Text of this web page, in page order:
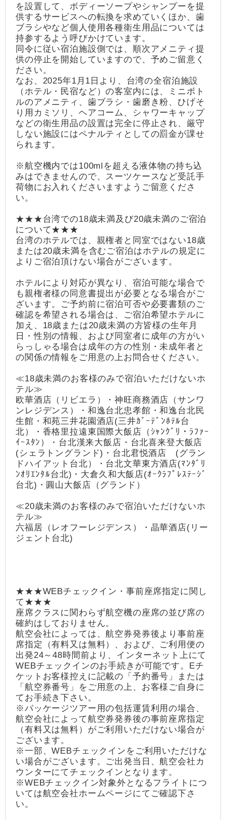
を設置して、ボディーソープやシャンプーを提
供するサービスへの転換を求めていくほか、歯
ブラシやなど個人使用各種衛生用品については
持参するよう呼びかけています。
同令に従い宿泊施設側では、順次アメニティ提
供の停止を開始していますので、予めご留意く
ださい。
なお、2025年1月1日より、台湾の全宿泊施設
（ホテル・民宿など）の客室内には、ミニボト
ルのアメニティ、歯ブラシ・歯磨き粉、ひげそ
り用カミソリ、ヘアコーム、シャワーキャップ
などの衛生用品の設置は完全に停止され、厳守
しない施設にはペナルティとしての罰金が課せ
られます。
※航空機内では100mlを超える液体物の持ち込
みはできませんので、スーツケースなど受託手
荷物にお入れくださいますようご留意くださ
い。
★★★台湾での18歳未満及び20歳未満のご宿泊
について★★★
台湾のホテルでは、親権者と同室ではない18歳
または20歳未満を含むご宿泊はホテルの規定に
よりご宿泊頂けない場合がございます。
ホテルにより対応が異なり、宿泊可能な場合で
も親権者様の同意書提出が必要となる場合がご
ざいます。ご予約前に宿泊可否や必要書類のご
確認を希望される場合は、ご宿泊希望ホテルに
加え、18歳または20歳未満の方皆様の生年月
日・性別の情報、および同室者に成年の方がい
らっしゃる場合は成年の方の性別・未成年者と
の関係の情報をご用意の上お問合せください。
≪18歳未満のお客様のみで宿泊いただけないホ
テル≫
欧華酒店（リビエラ）・神旺商務酒店（サンワ
ンレジデンス）・和逸台北忠孝館・和逸台北民
生館・和苑三井花園酒店(三井ｶﾞｰﾃﾞﾝﾎﾃﾙ台
北）・香格里拉遠東国際大飯店（ｼｬﾝｸﾞﾘ・ﾗﾌｧｰ
ｲｰｽﾀﾝ）・台北漢来大飯店・台北喜来登大飯店
(シェラトングランド)・台北君悦酒店 (グラン
ドハイアット台北）・台北文華東方酒店(ﾏﾝﾀﾞﾘ
ﾝｵﾘｴﾝﾀﾙ台北)・大倉久和大飯店(ｵｰｸﾗﾌﾟﾚｽﾃｰｼﾞ
台北)・圓山大飯店（グランド）
≪20歳未満のお客様のみで宿泊いただけないホ
テル≫
六福居（レオフーレジデンス）・晶華酒店(リー
ジェント台北)
★★★WEBチェックイン・事前座席指定に関し
て★★★
座席クラスに関わらず航空機の座席の並び席の
確約はしておりません。
航空会社によっては、航空券発券後より事前座
席指定（有料又は無料）、および、ご利用便の
出発24～48時間前より、インターネット上にて
WEBチェックインのお手続きが可能です。Eチ
ケットお客様控えに記載の「予約番号」または
「航空券番号」をご用意の上、お客様ご自身に
てお手続き下さい。
※パッケージツアー用の包括運賃利用の場合、
航空会社によって航空券発券後の事前座席指定
（有料又は無料）がご利用いただけない場合が
ございます。
※一部、WEBチェックインをご利用いただけな
い場合がございます。ご出発当日、航空会社カ
ウンターにてチェックインとなります。
※WEBチェックイン対象外となるフライトにつ
いては航空会社ホームページにてご確認下さ
い。